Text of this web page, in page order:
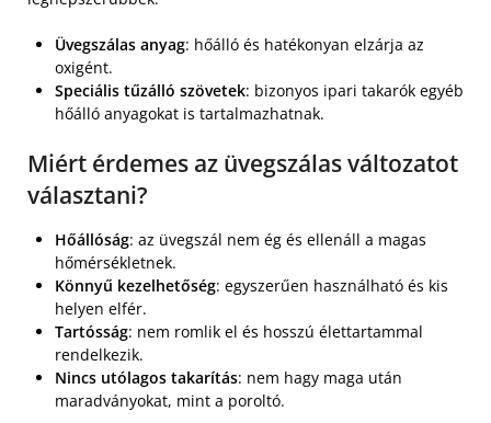
Üvegszálas anyag: hőálló és hatékonyan elzárja az
oxigént.
Speciális tűzálló szövetek: bizonyos ipari takarók egyéb
hőálló anyagokat is tartalmazhatnak.
Miért érdemes az üvegszálas változatot
választani?
Hőállóság: az üvegszál nem ég és ellenáll a magas
hőmérsékletnek.
Könnyű kezelhetőség: egyszerűen használható és kis
helyen elfér.
Tartósság: nem romlik el és hosszú élettartammal
rendelkezik.
Nincs utólagos takarítás: nem hagy maga után
maradványokat, mint a poroltó.